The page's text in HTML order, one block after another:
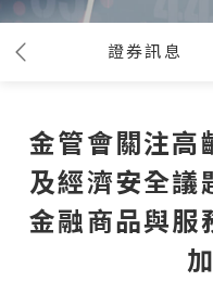
證券訊息
金管會關注高
及經濟安全議
金融商品與服